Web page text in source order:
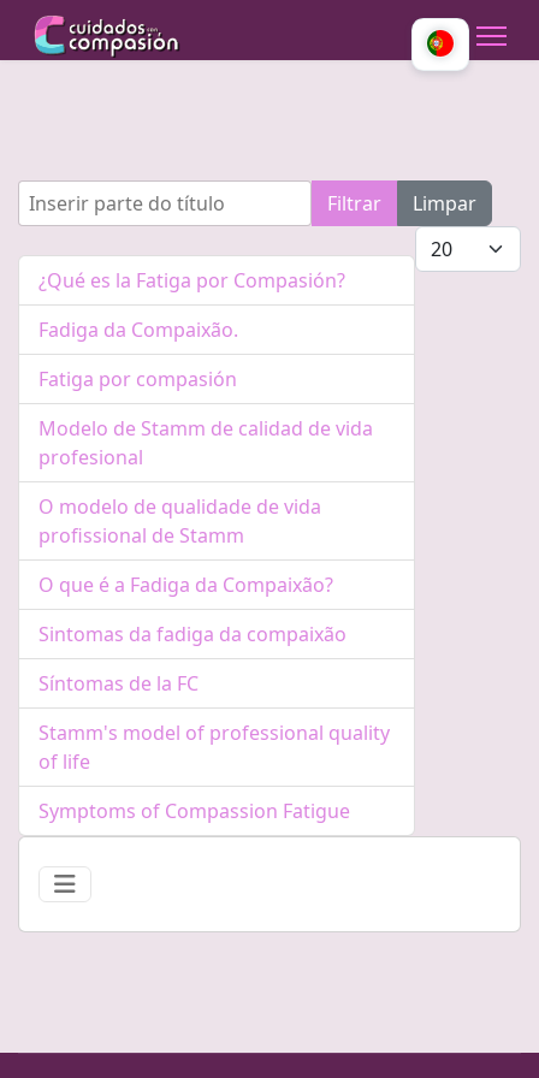
Inserir parte do título Filtrar
Limpar
Mostrar #
¿Qué es la Fatiga por Compasión?
Fadiga da Compaixão.
Fatiga por compasión
Modelo de Stamm de calidad de vida
profesional
O modelo de qualidade de vida
profissional de Stamm
O que é a Fadiga da Compaixão?
Sintomas da fadiga da compaixão
Síntomas de la FC
Stamm's model of professional quality
of life
Symptoms of Compassion Fatigue